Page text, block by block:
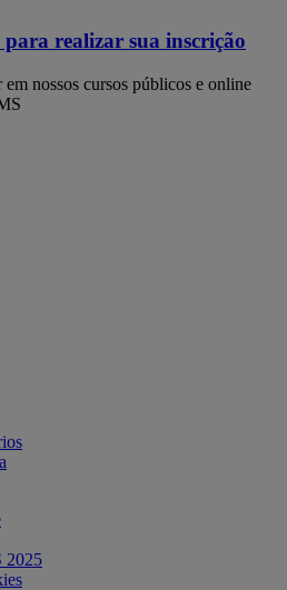
para realizar sua inscrição
nossos cursos públicos e online
2025